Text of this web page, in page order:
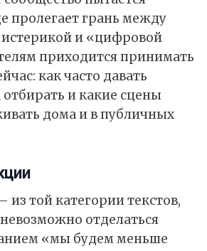
пролегает грань между
и «цифровой
приходится принимать
как часто давать
и какие сцены
дома и в публичных
из той категории текстов,
отделаться
«мы будем меньше